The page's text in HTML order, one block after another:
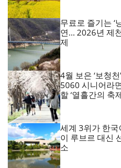
무료로 즐기는 ‘
연… 2026년 제
제
4월 보은 ‘보청
5060 시니어라
할 ‘열흘간의 축
세계 3위가 한
이 루브르 대신
소